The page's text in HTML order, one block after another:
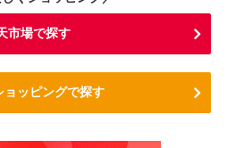
市場で探す
ッピングで探す